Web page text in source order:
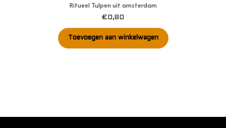
Ritueel Tulpen uit amsterdam
€0,80
Toevoegen aan winkelwagen